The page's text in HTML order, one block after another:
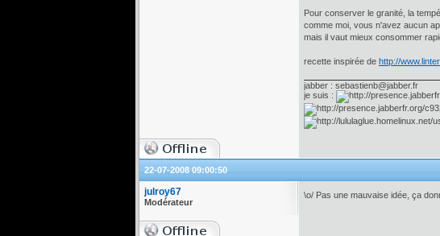
Pour conserver le granité, la
comme moi, vous n'avez aucun
mais il vaut mieux consommer
recette inspirée de http://
jabber : sebastienb@jabber.fr
je suis :
22-07-2008 09:00:50
julroy67
Modérateur
\o/ Pas une mauvaise idée, ça